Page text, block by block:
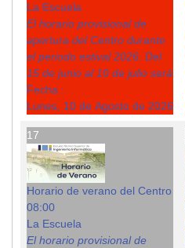
La Escuela
El horario provisional de
apertura del Centro durante
el periodo estival 2026: Del
15 de junio al 10 de julio será
Fecha :
Lunes, 10 de Agosto de 2026
17
Horario de verano del Centro
08:00
La Escuela
El horario provisional de